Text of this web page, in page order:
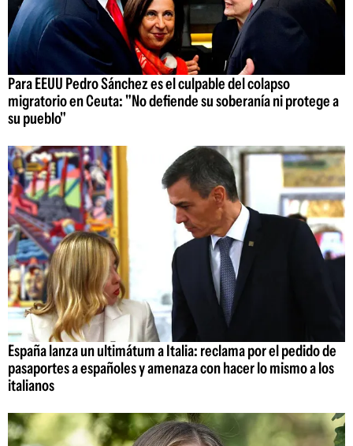
Para EEUU Pedro Sánchez es el culpable del colapso
migratorio en Ceuta: "No defiende su soberanía ni protege a
su pueblo"
España lanza un ultimátum a Italia: reclama por el pedido de
pasaportes a españoles y amenaza con hacer lo mismo a los
italianos